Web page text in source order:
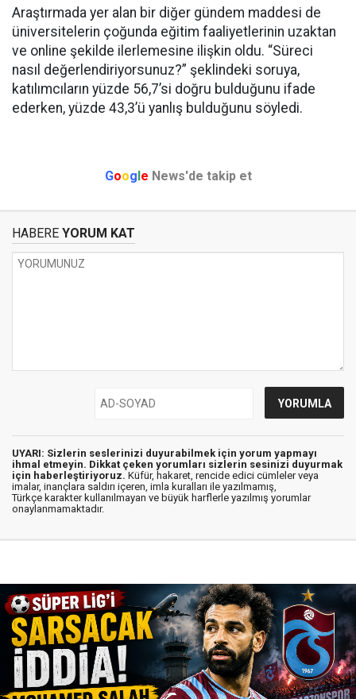
Araştırmada yer alan bir diğer gündem maddesi de
üniversitelerin çoğunda eğitim faaliyetlerinin uzaktan
ve online şekilde ilerlemesine ilişkin oldu. “Süreci
nasıl değerlendiriyorsunuz?” şeklindeki soruya,
katılımcıların yüzde 56,7’si doğru bulduğunu ifade
ederken, yüzde 43,3’ü yanlış bulduğunu söyledi.
Google News'de takip et
HABERE YORUM KAT
UYARI: Sizlerin seslerinizi duyurabilmek için yorum yapmayı
ihmal etmeyin. Dikkat çeken yorumları sizlerin sesinizi duyurmak
için haberleştiriyoruz. Küfür, hakaret, rencide edici cümleler veya
imalar, inançlara saldırı içeren, imla kuralları ile yazılmamış,
Türkçe karakter kullanılmayan ve büyük harflerle yazılmış yorumlar
onaylanmamaktadır.